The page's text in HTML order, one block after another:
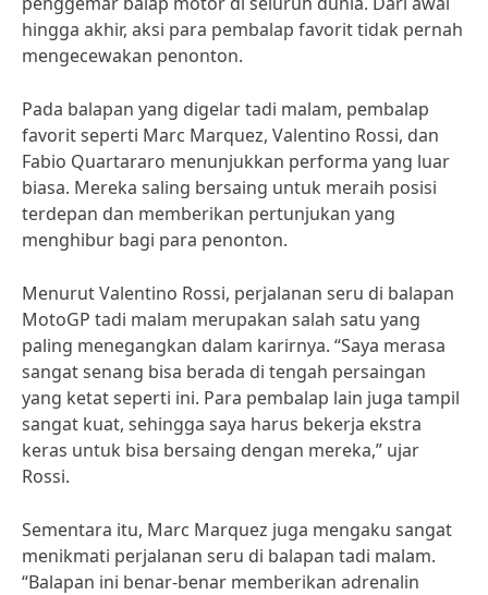
hingga akhir, aksi para pembalap favorit tidak pernah
mengecewakan penonton.
Pada balapan yang digelar tadi malam, pembalap
favorit seperti Marc Marquez, Valentino Rossi, dan
Fabio Quartararo menunjukkan performa yang luar
biasa. Mereka saling bersaing untuk meraih posisi
terdepan dan memberikan pertunjukan yang
menghibur bagi para penonton.
Menurut Valentino Rossi, perjalanan seru di balapan
MotoGP tadi malam merupakan salah satu yang
paling menegangkan dalam karirnya. “Saya merasa
sangat senang bisa berada di tengah persaingan
yang ketat seperti ini. Para pembalap lain juga tampil
sangat kuat, sehingga saya harus bekerja ekstra
keras untuk bisa bersaing dengan mereka,” ujar
Rossi.
Sementara itu, Marc Marquez juga mengaku sangat
menikmati perjalanan seru di balapan tadi malam.
“Balapan ini benar-benar memberikan adrenalin